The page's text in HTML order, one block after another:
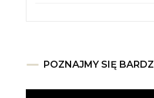
POZNAJMY SIĘ